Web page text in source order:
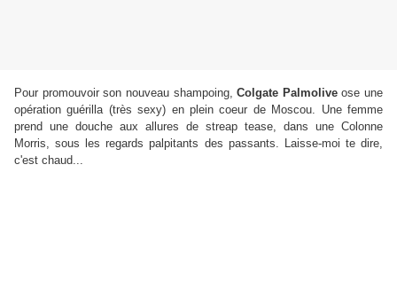
Pour promouvoir son nouveau shampoing,Colgate Palmoliveose une
opération guérilla (très sexy) en plein coeur de Moscou. Une femme
prend une douche aux allures de streap tease, dans une Colonne
Morris, sous les regards palpitants des passants. Laisse-moi te dire,
c'est chaud...